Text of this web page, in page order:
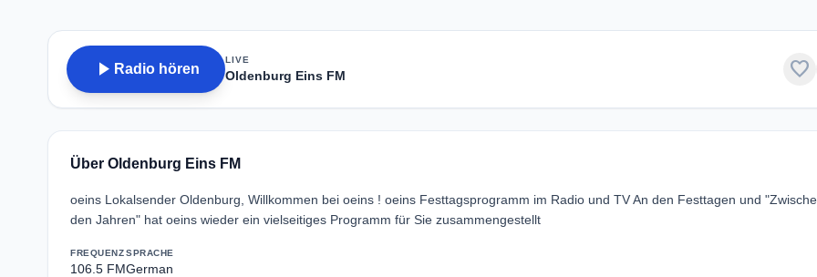
play_arrow Radio hören
LIVE
Oldenburg Eins FM favorite
Über Oldenburg Eins FM
oeins Lokalsender Oldenburg, Willkommen bei oeins ! oeins Festtagsprogramm im Radio und TV An den Festtagen und
den Jahren" hat oeins wieder ein vielseitiges Programm für Sie zusammengestellt
FREQUENZ
106.5 FM
SPRACHE
German